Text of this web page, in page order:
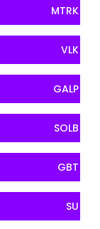
MTRK
VLK
GALP
SOLB
GBT
SU